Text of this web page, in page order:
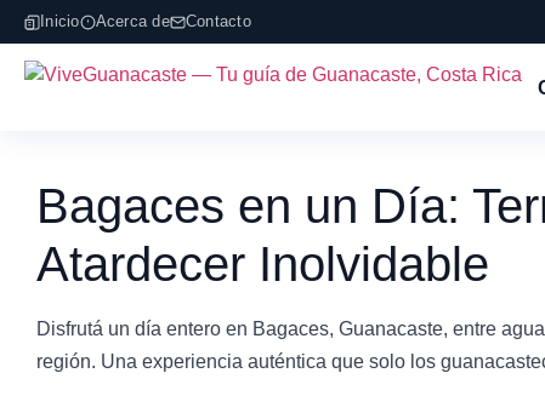
Inicio Acerca de Contacto
Bagaces en un Día:
Atardecer Inolvidable
Disfrutá un día entero en Bagaces, Guanacaste, entre
región. Una experiencia auténtica que solo los